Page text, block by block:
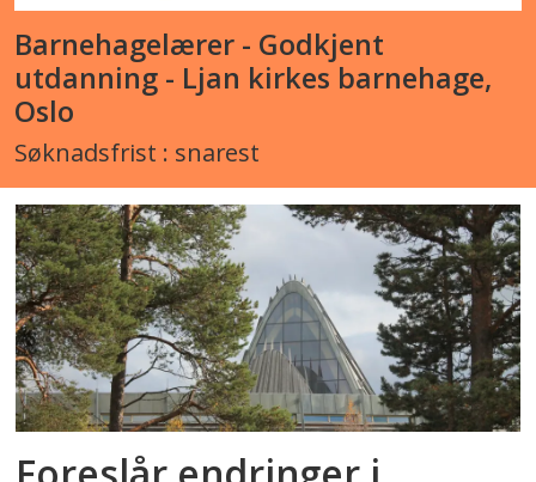
Barnehagelærer - Godkjent
utdanning - Ljan kirkes barnehage,
Oslo
Søknadsfrist : snarest